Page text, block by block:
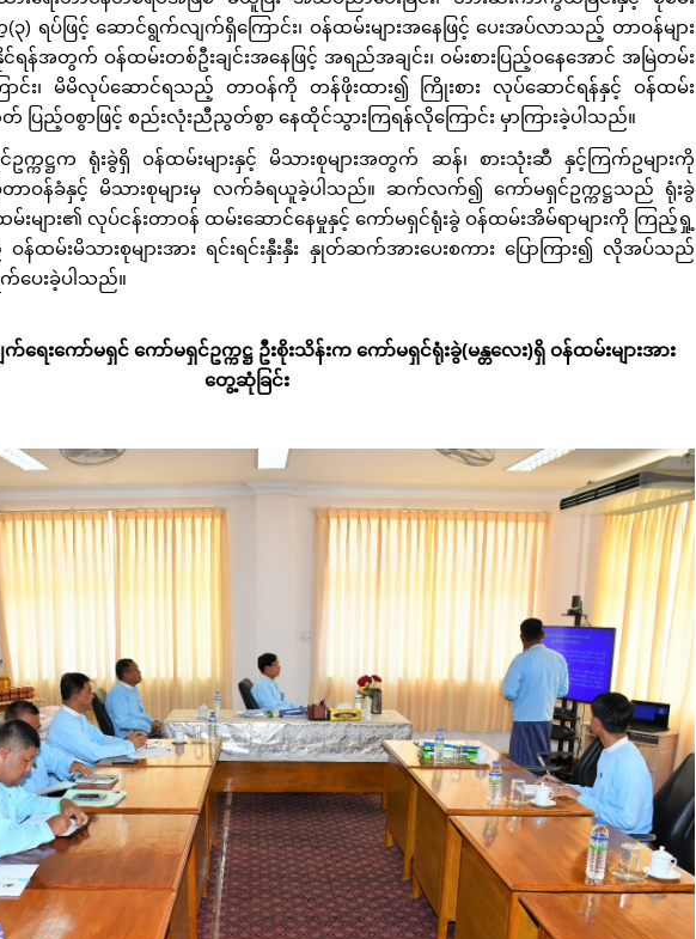
) ရပ်ဖြင့် ဆောင်ရွက်လျက်ရှိကြောင်း၊ ဝန်ထမ်းများအနေဖြင့် ပေးအပ်လာသည့် တာဝန်များ
ရန်အတွက် ဝန်ထမ်းတစ်ဦးချင်းအနေဖြင့် အရည်အချင်း၊ ဝမ်းစားပြည့်ဝနေအောင် အမြဲတမ်း
ာင်း၊ မိမိလုပ်ဆောင်ရသည့် တာဝန်ကို တန်ဖိုးထား၍ ကြိုးစား လုပ်‌‌ဆောင်ရန်နှင့် ဝန်ထမ်း
တ် ပြည့်ဝစွာဖြင့် စည်းလုံးညီညွတ်စွာ နေထိုင်သွားကြရန်လိုကြောင်း မှာကြားခဲ့ပါသည်။
ဥက္ကဋ္ဌက ရုံးခွဲရှိ ဝန်ထမ်းများနှင့် မိသားစုများအတွက် ဆန်၊ စားသုံးဆီ နှင့်ကြက်ဥများကို
တာဝန်ခံနှင့် မိသားစုများမှ လက်ခံရယူခဲ့ပါသည်။ ဆက်လက်၍ ကော်မရှင်ဥက္ကဋ္ဌသည် ရုံးခွဲ
ျား၏ လုပ်ငန်းတာဝန် ထမ်းဆောင်နေမှုနှင့် ကော်မရှင်ရုံးခွဲ ဝန်ထမ်းအိမ်ရာများကို ကြည့်ရှု့
ထမ်းမိသားစုများအား ရင်းရင်းနှီးနှီး နှုတ်ဆက်အားပေးစကား ပြောကြား၍ လိုအပ်သည်
ပေးခဲ့ပါသည်။
ကော်မရှင် ကော်မရှင်ဥက္ကဋ္ဌ ဦးစိုးသိန်းက ကော်မရှင်ရုံးခွဲ(မန္တလေး)ရှိ ဝန်ထမ်းများအား
တွေ့ဆုံခြင်း